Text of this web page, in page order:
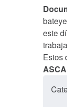
este
Estos